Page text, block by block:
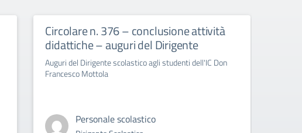
Circolare n. 376 – conclusione attività
didattiche – auguri del Dirigente
Auguri del Dirigente scolastico agli studenti dell'IC Don
Francesco Mottola
Personale scolastico